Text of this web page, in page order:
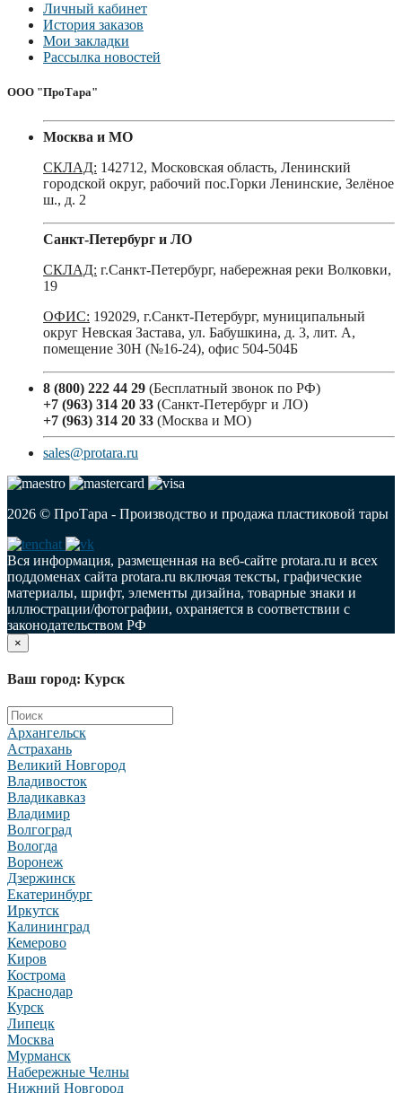
Личный кабинет
История заказов
Мои закладки
Рассылка новостей
ООО "ПроТара"
Москва и МО
СКЛАД: 142712, Московская область, Ленинский
городской округ, рабочий пос.Горки Ленинские, Зелёное
ш., д. 2
Санкт-Петербург и ЛО
СКЛАД: г.Санкт-Петербург, набережная реки Волковки,
19
ОФИС: 192029, г.Санкт-Петербург, муниципальный
округ Невская Застава, ул. Бабушкина, д. 3, лит. А,
помещение 30Н (№16-24), офис 504-504Б
8 (800) 222 44 29 (Бесплатный звонок по РФ)
+7 (963) 314 20 33 (Санкт-Петербург и ЛО)
+7 (963) 314 20 33 (Москва и МО)
sales@protara.ru
2026 © ПроТара - Производство и продажа пластиковой тары
Вся информация, размещенная на веб-сайте protara.ru и всех
поддоменах сайта protara.ru включая тексты, графические
материалы, шрифт, элементы дизайна, товарные знаки и
иллюстрации/фотографии, охраняется в соответствии с
законодательством РФ
×
Ваш город: Курск
Архангельск
Астрахань
Великий Новгород
Владивосток
Владикавказ
Владимир
Волгоград
Вологда
Воронеж
Дзержинск
Екатеринбург
Иркутск
Калининград
Кемерово
Киров
Кострома
Краснодар
Курск
Липецк
Москва
Мурманск
Набережные Челны
Нижний Новгород